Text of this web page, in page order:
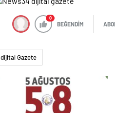
0
BEĞENDİM
dijital Gazete